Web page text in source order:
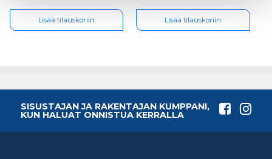
Lisää tilauskoriin Lisää tilauskoriin
SISUSTAJAN JA RAKENTAJAN KUMPPANI,
KUN HALUAT ONNISTUA KERRALLA